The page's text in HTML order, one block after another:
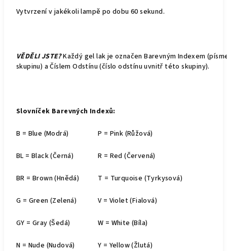
Vytvrzení v jakékoli lampě po dobu 60 sekund.
VĚDĚLI JSTE?Každý gel lak je označen Barevným Indexem
skupinu) a Číslem Odstínu (číslo odstínu uvnitř této skupiny).
Slovníček Barevných Indexů:
B = Blue (Modrá) P = Pink (Růžová)
BL = Black (Černá) R = Red (Červená)
BR = Brown (Hnědá) T = Turquoise (Tyrkysová)
G = Green (Zelená) V = Violet (Fialová)
GY = Gray (Šedá) W = White (Bíla)
N = Nude (Nudová) Y = Yellow (Žlutá)